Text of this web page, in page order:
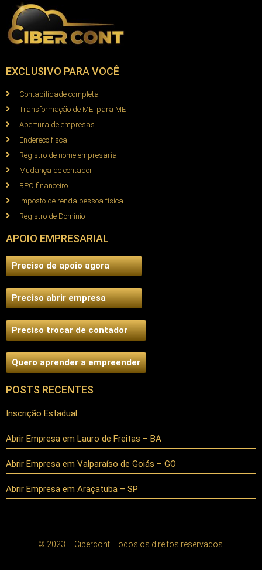
EXCLUSIVO PARA VOCÊ
Contabilidade completa
Transformação de MEI para ME
Abertura de empresas
Endereço fiscal
Registro de nome empresarial
Mudança de contador
BPO financeiro
Imposto de renda pessoa física
Registro de Domínio
APOIO EMPRESARIAL
Preciso de apoio agora
Preciso abrir empresa
Preciso trocar de contador
Quero aprender a empreender
POSTS RECENTES
Inscrição Estadual
Abrir Empresa em Lauro de Freitas – BA
Abrir Empresa em Valparaíso de Goiás – GO
Abrir Empresa em Araçatuba – SP
© 2023 – Cibercont. Todos os direitos reservados.